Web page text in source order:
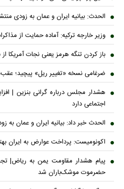
الحدث: بیانیه ایران و عمان به زودی
وزیر خارجه ترکیه: آماده حمایت از
باز کردن تنگه هرمز یعنی نجات آمریکا
ضرغامی نسخه «تغییر ریل» پیچید؛
هشدار مجلس درباره گرانی بنزین |
اجتماعی دارد
الحدث خبر داد: بیانیه ایران و عمان
اکونومیست: پرداخت عوارض به ایران
پیام هشدار مقاومت یمن به ریاض|
حضرموت موشک‌باران شد